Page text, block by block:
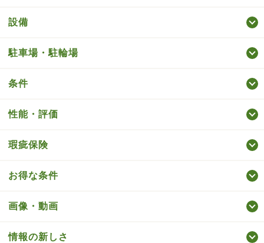
設備
駐車場・駐輪場
条件
性能・評価
瑕疵保険
お得な条件
画像・動画
情報の新しさ